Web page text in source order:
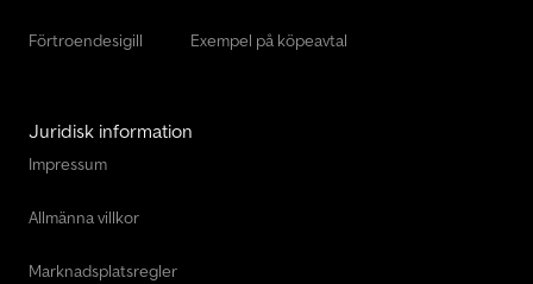
Förtroendesigill Exempel på köpeavtal
Juridisk information
Impressum
Allmänna villkor
Marknadsplatsregler